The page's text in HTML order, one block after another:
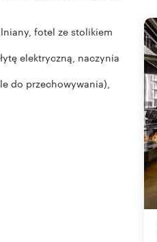
fotel ze stolikiem
elektryczną, naczynia
do przechowywania),